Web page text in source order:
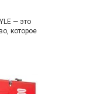
— это
которое